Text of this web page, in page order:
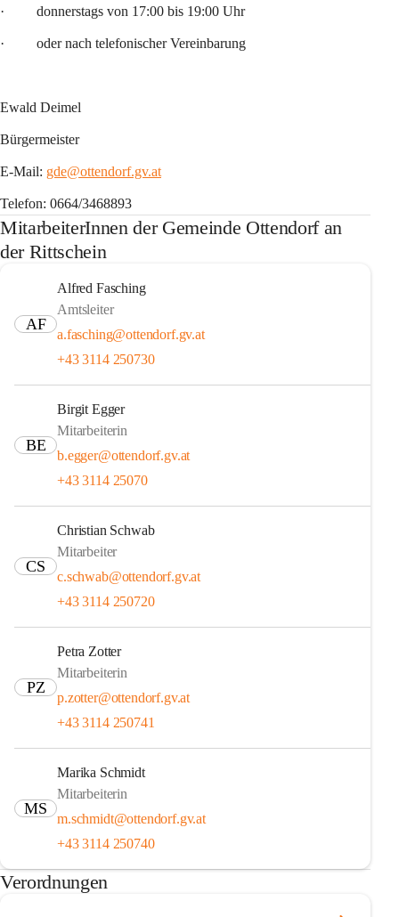
·         donnerstags von 17:00 bis 19:00 Uhr
·         oder nach telefonischer Vereinbarung
Ewald Deimel
Bürgermeister
E-Mail: gde@ottendorf.gv.at
Telefon: 0664/3468893
MitarbeiterInnen der Gemeinde Ottendorf an
der Rittschein
AF
Alfred Fasching
Amtsleiter
a.fasching@ottendorf.gv.at
+43 3114 250730
BE
Birgit Egger
Mitarbeiterin
b.egger@ottendorf.gv.at
+43 3114 25070
CS
Christian Schwab
Mitarbeiter
c.schwab@ottendorf.gv.at
+43 3114 250720
PZ
Petra Zotter
Mitarbeiterin
p.zotter@ottendorf.gv.at
+43 3114 250741
MS
Marika Schmidt
Mitarbeiterin
m.schmidt@ottendorf.gv.at
+43 3114 250740
Verordnungen